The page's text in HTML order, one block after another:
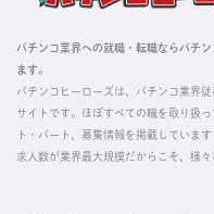
パチンコ業界への就職・転職ならパチ
ます。
パチンコヒーローズは、パチンコ業界
サイトです。ほぼすべての職を取り扱
ト・パート、募集情報を掲載していま
求人数が業界最大規模だからこそ、様
掲載している求人は、すべて契約法人